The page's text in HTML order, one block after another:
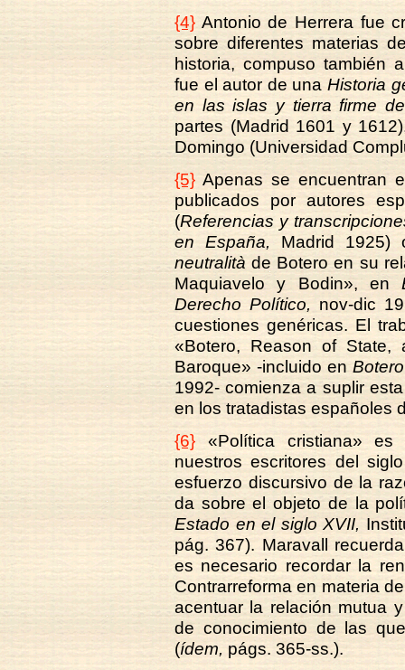
{4} Antonio de Herrera fue
sobre diferentes materias
historia, compuso también
fue el autor de una Historia
en las islas y tierra firme
partes (Madrid 1601 y
Domingo (Universidad
{5} Apenas se encuentran
publicados por autores
(Referencias y
en España, Madrid
neutralità de Botero en su
Maquiavelo y Bodin», en
Derecho Político, nov-dic
cuestiones genéricas. El
«Botero, Reason of State,
Baroque» -incluido en
1992- comienza a suplir
en los tratadistas españoles
{6} «Política cristiana» es
nuestros escritores del
esfuerzo discursivo de la
da sobre el objeto de la
Estado en el siglo XVII,
pág. 367). Maravall
es necesario recordar la
Contrarreforma en materia
acentuar la relación mutua
de conocimiento de las
(ídem, págs. 365-ss.).